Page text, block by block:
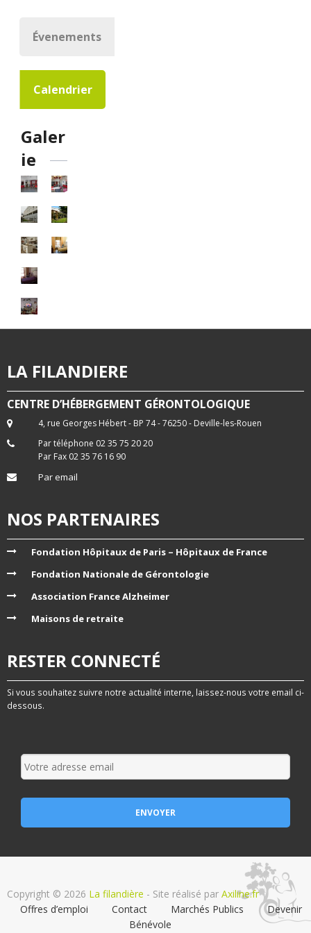
Évenements
Calendrier
Galer
ie
LA FILANDIERE
CENTRE D’HÉBERGEMENT GÉRONTOLOGIQUE
4, rue Georges Hébert - BP 74 - 76250 - Deville-les-Rouen
Par téléphone 02 35 75 20 20
Par Fax 02 35 76 16 90
Par email
NOS PARTENAIRES
Fondation Hôpitaux de Paris – Hôpitaux de France
Fondation Nationale de Gérontologie
Association France Alzheimer
Maisons de retraite
RESTER CONNECTÉ
Si vous souhaitez suivre notre actualité interne, laissez-nous votre email ci-
dessous.
Copyright © 2026 La filandière - Site réalisé par Axiline.fr
Offres d’emploi
Contact Marchés Publics
Devenir
Bénévole